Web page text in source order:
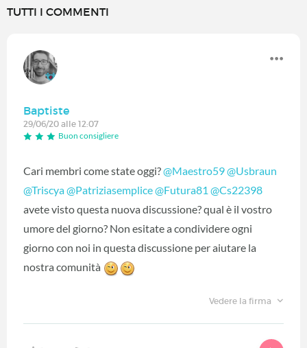
TUTTI I COMMENTI
Baptiste
29/06/20 alle 12:07
Buon consigliere
Cari membri come state oggi?@Maestro59@Usbraun
@Triscya@Patriziasemplice@Futura81 @Cs22398
avete visto questa nuova discussione? qual è il vostro
umore del giorno? Non esitate a condividere ogni
giorno con noi in questa discussione per aiutare la
nostra comunità
Vedere la firma